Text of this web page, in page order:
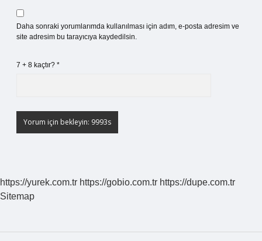
Daha sonraki yorumlarımda kullanılması için adım, e-posta adresim ve
site adresim bu tarayıcıya kaydedilsin.
7 + 8 kaçtır? *
https://yurek.com.tr https://gobio.com.tr https://dupe.com.tr
Sitemap